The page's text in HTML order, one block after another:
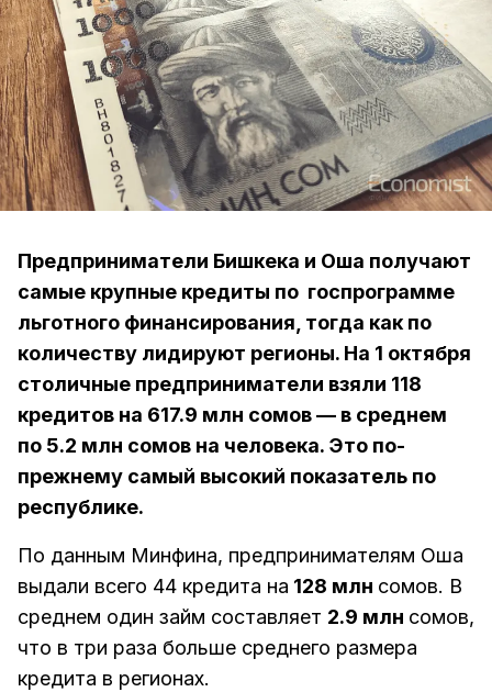
Предприниматели Бишкека и Оша получают
самые крупные кредиты по госпрограмме
льготного финансирования, тогда как по
количеству лидируют регионы. На 1 октября
столичные предприниматели взяли 118
кредитов на 617.9 млн сомов — в среднем
по 5.2 млн сомов на человека. Это по-
прежнему самый высокий показатель по
республике.
По данным Минфина, предпринимателям Оша
выдали всего 44 кредита на 128 млн сомов. В
среднем один займ составляет 2.9 млн сомов,
что в три раза больше среднего размера
кредита в регионах.